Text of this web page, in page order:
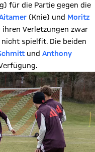
für die Partie gegen die
(Knie) und Moritz
Verletzungen zwar
spielfit. Die beiden
und Anthony